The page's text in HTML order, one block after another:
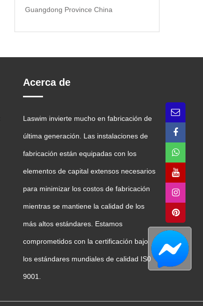
Guangdong Province China
Acerca de
Laswim invierte mucho en fabricación de
última generación. Las instalaciones de
fabricación están equipadas con los
elementos de capital extensos necesarios
para minimizar los costos de fabricación
mientras se mantiene la calidad de los
más altos estándares. Estamos
comprometidos con la certificación bajo
los estándares mundiales de calidad IS0
9001.